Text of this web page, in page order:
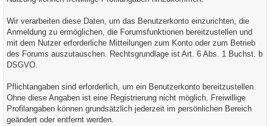
Wir verarbeiten diese Daten, um das Benutzerkonto einzurichten, die
Anmeldung zu ermöglichen, die Forumsfunktionen bereitzustellen und
mit dem Nutzer erforderliche Mitteilungen zum Konto oder zum Betrieb
des Forums auszutauschen. Rechtsgrundlage ist Art. 6 Abs. 1 Buchst. b
DSGVO.
Pflichtangaben sind erforderlich, um ein Benutzerkonto bereitzustellen.
Ohne diese Angaben ist eine Registrierung nicht möglich. Freiwillige
Profilangaben können grundsätzlich jederzeit im persönlichen Bereich
geändert oder entfernt werden.